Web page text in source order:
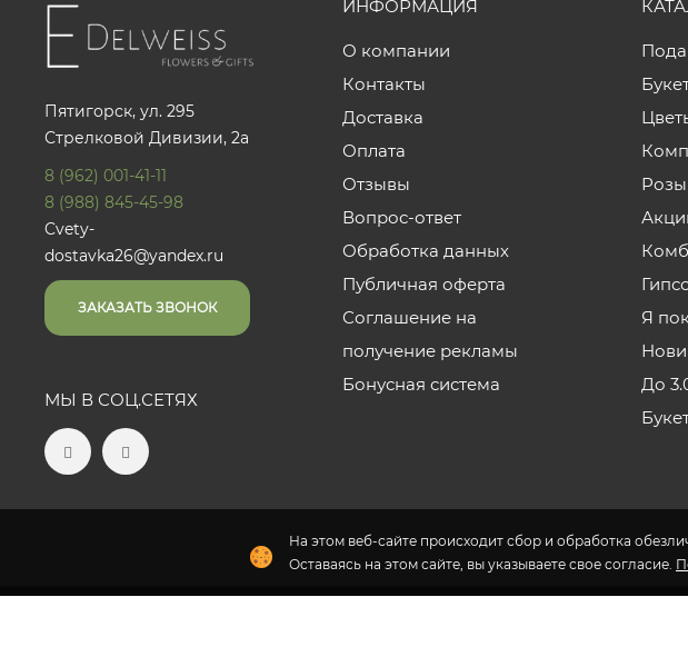
На этом веб-сайте происходит сбор и обработка
Оставаясь на этом сайте, вы указываете свое согласие.
Пятигорск, ул. 295
Стрелковой Дивизии, 2а
8 (962) 001-41-11
8 (988) 845-45-98
Cvety-
dostavka26@yandex.ru
ЗАКАЗАТЬ ЗВОНОК
МЫ В СОЦ.СЕТЯХ
ИНФОРМАЦИЯ
О компании
Контакты
Доставка
Оплата
Отзывы
Вопрос-ответ
Обработка данных
Публичная оферта
Соглашение на
получение рекламы
Бонусная система
Розы
Я
До